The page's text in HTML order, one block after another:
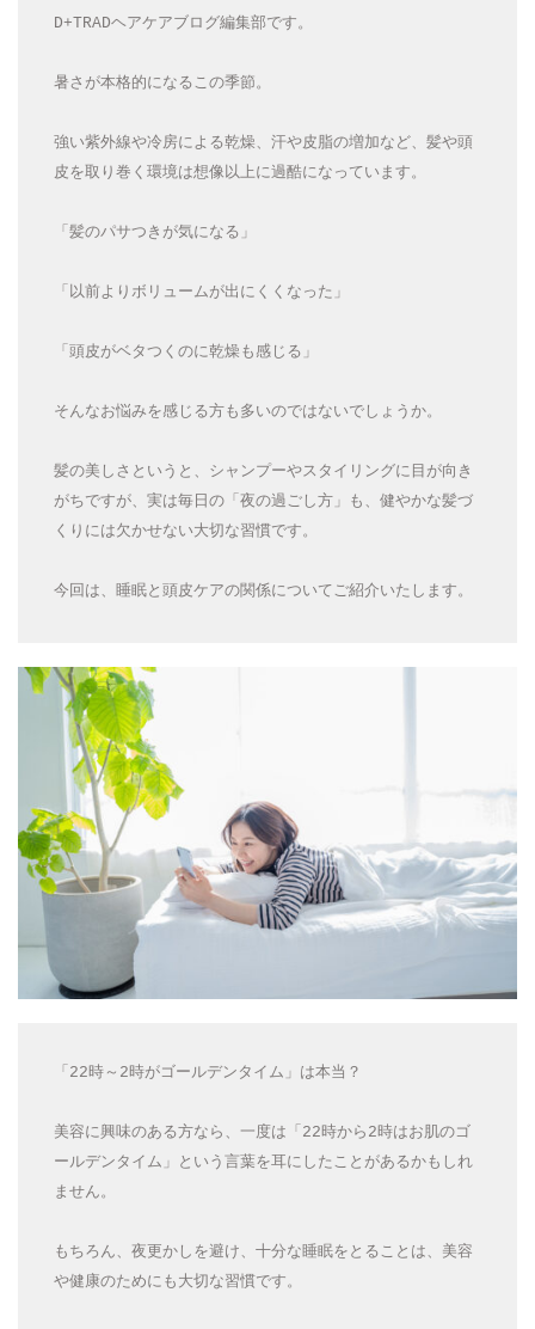
D+TRADヘアケアブログ編集部です。
暑さが本格的になるこの季節。
強い紫外線や冷房による乾燥、汗や皮脂の増加など、髪や頭
皮を取り巻く環境は想像以上に過酷になっています。
「髪のパサつきが気になる」
「以前よりボリュームが出にくくなった」
「頭皮がベタつくのに乾燥も感じる」
そんなお悩みを感じる方も多いのではないでしょうか。
髪の美しさというと、シャンプーやスタイリングに目が向き
がちですが、実は毎日の「夜の過ごし方」も、健やかな髪づ
くりには欠かせない大切な習慣です。
今回は、睡眠と頭皮ケアの関係についてご紹介いたします。
「22時～2時がゴールデンタイム」は本当？
美容に興味のある方なら、一度は「22時から2時はお肌のゴ
ールデンタイム」という言葉を耳にしたことがあるかもしれ
ません。
もちろん、夜更かしを避け、十分な睡眠をとることは、美容
や健康のためにも大切な習慣です。